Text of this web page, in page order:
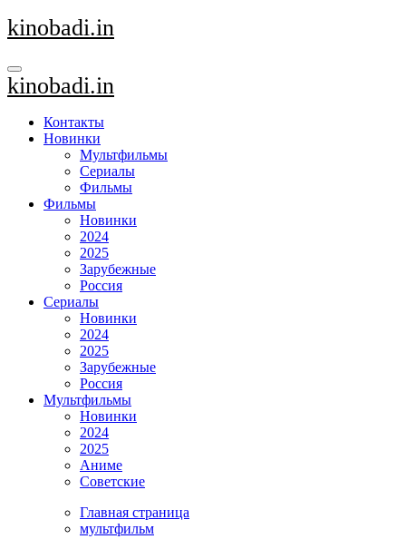
Перейти
к
kinobadi.in
kinobadi.in
Контакты
Новинки
Мультфильмы
Сериалы
Фильмы
Фильмы
Новинки
2024
2025
Зарубежные
Россия
Сериалы
Новинки
2024
2025
Зарубежные
Россия
Мультфильмы
Новинки
2024
2025
Аниме
Советские
Главная страница
мультфильм